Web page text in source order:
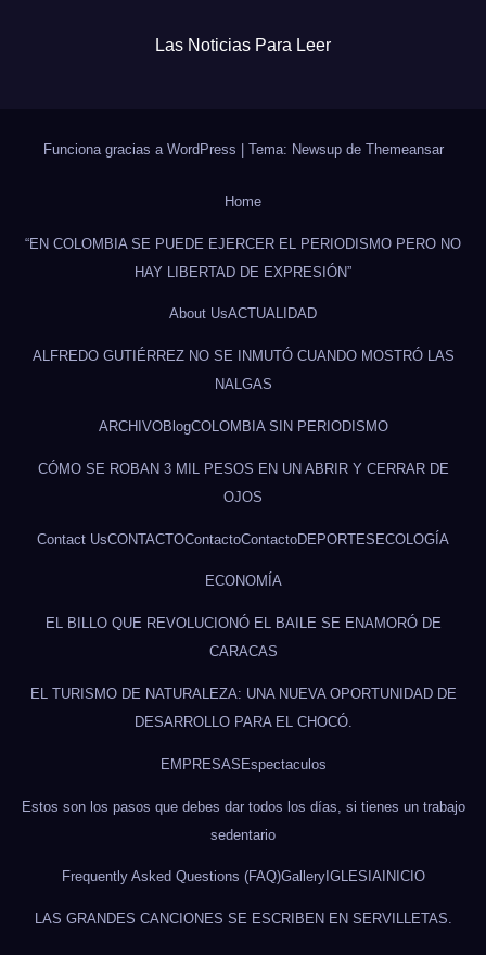
Las Noticias Para Leer
Funciona gracias a WordPress | Tema: Newsup de Themeansar
Home
“EN COLOMBIA SE PUEDE EJERCER EL PERIODISMO PERO NO
HAY LIBERTAD DE EXPRESIÓN”
About UsACTUALIDAD
ALFREDO GUTIÉRREZ NO SE INMUTÓ CUANDO MOSTRÓ LAS
NALGAS
ARCHIVOBlogCOLOMBIA SIN PERIODISMO
CÓMO SE ROBAN 3 MIL PESOS EN UN ABRIR Y CERRAR DE
OJOS
Contact UsCONTACTOContactoContactoDEPORTESECOLOGÍA
ECONOMÍA
EL BILLO QUE REVOLUCIONÓ EL BAILE SE ENAMORÓ DE
CARACAS
EL TURISMO DE NATURALEZA: UNA NUEVA OPORTUNIDAD DE
DESARROLLO PARA EL CHOCÓ.
EMPRESASEspectaculos
Estos son los pasos que debes dar todos los días, si tienes un trabajo
sedentario
Frequently Asked Questions (FAQ)GalleryIGLESIAINICIO
LAS GRANDES CANCIONES SE ESCRIBEN EN SERVILLETAS.